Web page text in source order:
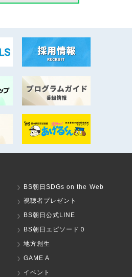
BS朝日SDGs on the Web
視聴者プレゼント
BS朝日公式LINE
BS朝日エピソード０
地方創生
GAME A
イベント